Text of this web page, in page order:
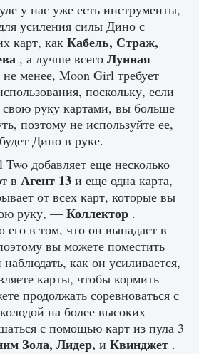
у нас уже есть инструменты,
усиления силы Дино с
карт, как Кабель, Страж,
, а лучше всего Лунная
менее, Moon Girl требует
поскольку, если
руку картами, вы больше
поэтому не используйте ее,
Дино в руке.
добавляет еще несколько
в Агент 13 и еще одна карта,
от всех карт, которые вы
руку, — Коллектор .
в том, что он выпадает в
вы можете поместить
наблюдать, как он усиливается,
карты, чтобы кормить
продолжать соревноваться с
на более высоких
с помощью карт из пула 3
Зола, Лидер, и Квинджет .